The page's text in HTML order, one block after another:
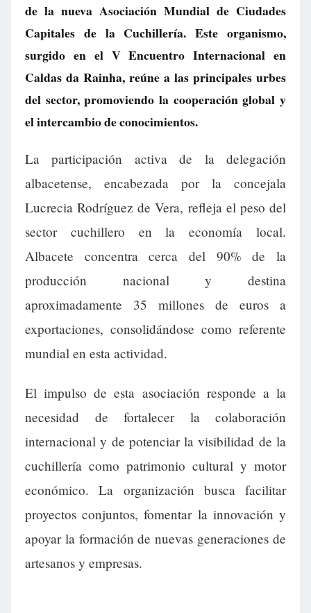
de la nueva Asociación Mundial de Ciudades
Capitales de la Cuchillería. Este organismo,
surgido en el V Encuentro Internacional en
Caldas da Rainha, reúne a las principales urbes
del sector, promoviendo la cooperación global y
el intercambio de conocimientos.
La participación activa de la delegación
albacetense, encabezada por la concejala
Lucrecia Rodríguez de Vera, refleja el peso del
sector cuchillero en la economía local.
Albacete concentra cerca del 90% de la
producción nacional y destina
aproximadamente 35 millones de euros a
exportaciones, consolidándose como referente
mundial en esta actividad.
El impulso de esta asociación responde a la
necesidad de fortalecer la colaboración
internacional y de potenciar la visibilidad de la
cuchillería como patrimonio cultural y motor
económico. La organización busca facilitar
proyectos conjuntos, fomentar la innovación y
apoyar la formación de nuevas generaciones de
artesanos y empresas.